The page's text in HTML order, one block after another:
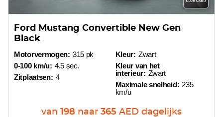
Ford Mustang Convertible New Gen
Black
Motorvermogen: 315 pk
0-100 km/u: 4.5 sec.
Zitplaatsen: 4
Kleur: Zwart
Kleur van het
interieur: Zwart
Maximale snelheid: 235
km/u
van 198 naar 365 AED dagelijks